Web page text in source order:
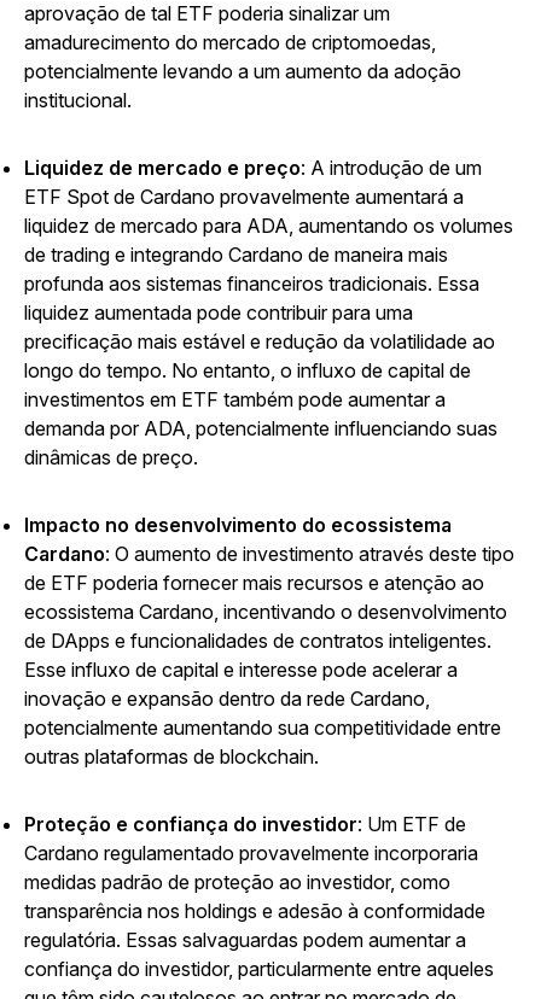
aprovação de tal ETF poderia sinalizar um
amadurecimento do mercado de criptomoedas,
potencialmente levando a um aumento da adoção
institucional.
Liquidez de mercado e preço: A introdução de um
ETF Spot de Cardano provavelmente aumentará a
liquidez de mercado para ADA, aumentando os volumes
de trading e integrando Cardano de maneira mais
profunda aos sistemas financeiros tradicionais. Essa
liquidez aumentada pode contribuir para uma
precificação mais estável e redução da volatilidade ao
longo do tempo. No entanto, o influxo de capital de
investimentos em ETF também pode aumentar a
demanda por ADA, potencialmente influenciando suas
dinâmicas de preço.
Impacto no desenvolvimento do ecossistema
Cardano: O aumento de investimento através deste tipo
de ETF poderia fornecer mais recursos e atenção ao
ecossistema Cardano, incentivando o desenvolvimento
de DApps e funcionalidades de contratos inteligentes.
Esse influxo de capital e interesse pode acelerar a
inovação e expansão dentro da rede Cardano,
potencialmente aumentando sua competitividade entre
outras plataformas de blockchain.
Proteção e confiança do investidor: Um ETF de
Cardano regulamentado provavelmente incorporaria
medidas padrão de proteção ao investidor, como
transparência nos holdings e adesão à conformidade
regulatória. Essas salvaguardas podem aumentar a
confiança do investidor, particularmente entre aqueles